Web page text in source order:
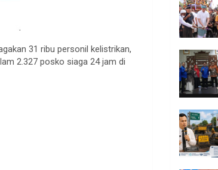
31 ribu personil kelistrikan,
2.327 posko siaga 24 jam di